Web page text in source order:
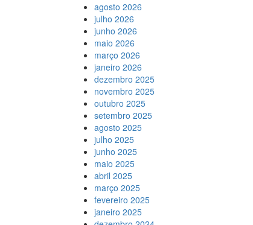
agosto 2026
julho 2026
junho 2026
maio 2026
março 2026
janeiro 2026
dezembro 2025
novembro 2025
outubro 2025
setembro 2025
agosto 2025
julho 2025
junho 2025
maio 2025
abril 2025
março 2025
fevereiro 2025
janeiro 2025